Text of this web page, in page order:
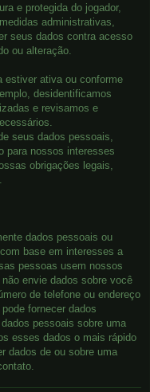
e protegida do jogador,
administrativas,
seus dados contra acesso
ou alteração.
estiver ativa ou conforme
desidentificamos
e revisamos e
seus dados pessoais,
para nossos interesses
obrigações legais,
dados pessoais ou
base em interesses a
pessoas usem nossos
envie dados sobre você
de telefone ou endereço
fornecer dados
pessoais sobre uma
esses dados o mais rápido
dados de ou sobre uma